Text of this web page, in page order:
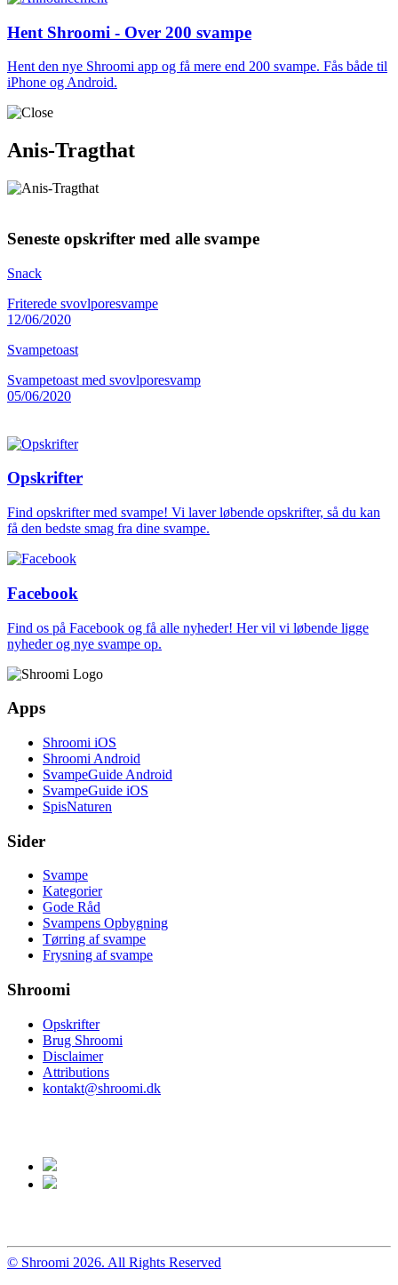
Hent Shroomi - Over 200 svampe
Hent den nye Shroomi app og få mere end 200 svampe. Fås både til
iPhone og Android.
Anis-Tragthat
Seneste opskrifter med alle svampe
Snack
Friterede svovlporesvampe
12/06/2020
Svampetoast
Svampetoast med svovlporesvamp
05/06/2020
Opskrifter
Find opskrifter med svampe! Vi laver løbende opskrifter, så du kan
få den bedste smag fra dine svampe.
Facebook
Find os på Facebook og få alle nyheder! Her vil vi løbende ligge
nyheder og nye svampe op.
Apps
Shroomi iOS
Shroomi Android
SvampeGuide Android
SvampeGuide iOS
SpisNaturen
Sider
Svampe
Kategorier
Gode Råd
Svampens Opbygning
Tørring af svampe
Frysning af svampe
Shroomi
Opskrifter
Brug Shroomi
Disclaimer
Attributions
kontakt@shroomi.dk
© Shroomi 2026. All Rights Reserved